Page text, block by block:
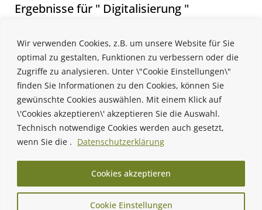
Wir verwenden Cookies, z.B. um unsere Website für Sie
optimal zu gestalten, Funktionen zu verbessern oder die
Zugriffe zu analysieren. Unter \"Cookie Einstellungen\"
finden Sie Informationen zu den Cookies, können Sie
gewünschte Cookies auswählen. Mit einem Klick auf
\'Cookies akzeptieren\' akzeptieren Sie die Auswahl.
Technisch notwendige Cookies werden auch gesetzt,
wenn Sie die . Datenschutzerklärung
Cookie Einstellungen
Cookies akzeptieren
Ergebnisse für " Digitalisierung "
Keine Ergebnisse gefunden
Die angefragte Seite konnte nicht gefunden werden.
Verfeinern Sie Ihre Suche oder verwenden Sie die
Navigation oben, um den Beitrag zu finden.